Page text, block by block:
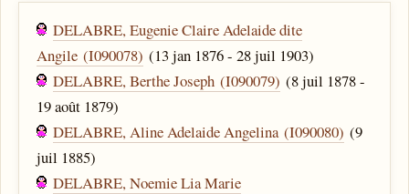
DELABRE, Eugenie Claire Adelaide dite
Angile (I090078) (13 jan 1876 - 28 juil 1903)
DELABRE, Berthe Joseph (I090079) (8 juil 1878 -
19 août 1879)
DELABRE, Aline Adelaide Angelina (I090080) (9
juil 1885)
DELABRE, Noemie Lia Marie